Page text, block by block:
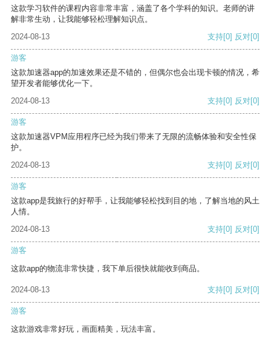
这款学习软件的课程内容非常丰富，涵盖了各个学科的知识。老师的讲
解非常生动，让我能够轻松理解知识点。
2024-08-13
支持[0] 反对[0]
游客
这款加速器app的加速效果还是不错的，但偶尔也会出现卡顿的情况，希
望开发者能够优化一下。
2024-08-13
支持[0] 反对[0]
游客
这款加速器VPM应用程序已经为我们带来了无限的流畅体验和安全性保
护。
2024-08-13
支持[0] 反对[0]
游客
这款app是我旅行的好帮手，让我能够轻松找到目的地，了解当地的风土
人情。
2024-08-13
支持[0] 反对[0]
游客
这款app的物流非常快捷，我下单后很快就能收到商品。
2024-08-13 支持[0] 反对[0]
游客
这款游戏非常好玩，画面精美，玩法丰富。